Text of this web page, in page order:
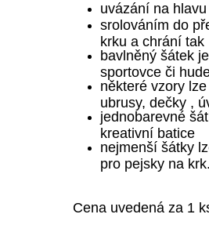
uvázání na
srolováním do
krku a chrání tak
bavlněný šátek
sportovce či
některé vzory
ubrusy, dečky ,
jednobarevné
kreativní batice
nejmenší šátky
pro pejsky na
Cena uvedená za 1